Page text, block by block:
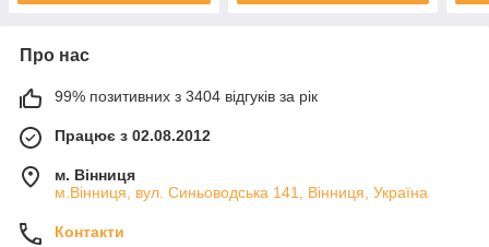
Про нас
99% позитивних з 3404 відгуків за рік
Працює з 02.08.2012
м. Вінниця
м.Вінниця, вул. Синьоводська 141, Вінниця, Україна
Контакти